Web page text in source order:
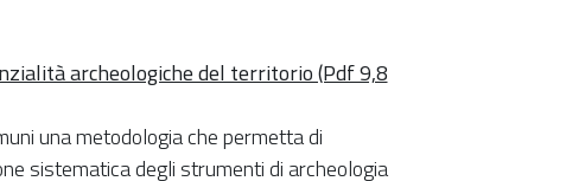
archeologiche del territorio (Pdf 9,8
una metodologia che permetta di
sistematica degli strumenti di archeologia